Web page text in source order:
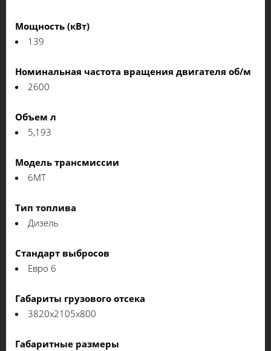
Мощность (кВт)
139
Номинальная частота вращения двигателя об/м
2600
Объем л
5,193
Модель трансмиссии
6МТ
Тип топлива
Дизель
Стандарт выбросов
Евро 6
Габариты грузового отсека
3820x2105x800
Габаритные размеры